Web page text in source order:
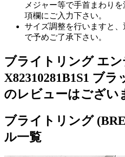
メジャー等で手首まわり
項欄にご入力下さい。
サイズ調整を行いますと
で予めご了承下さい。
ブライトリング エ
X82310281B1S1 ブ
のレビューはござい
ブライトリング
ル一覧